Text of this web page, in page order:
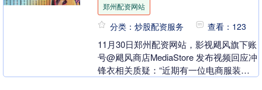
郑州配资网站
分类：炒股配资服务 查看：123
11月30日郑州配资网站，影视飓风旗下账
号@飓风商店MediaStore 发布视频回应冲
锋衣相关质疑：“近期有一位电商服装博